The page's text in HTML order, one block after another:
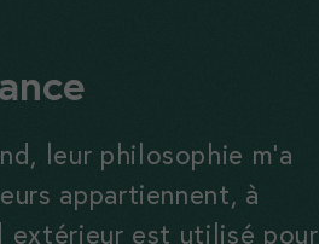
leur philosophie m’a
appartiennent, à
extérieur est utilisé pour